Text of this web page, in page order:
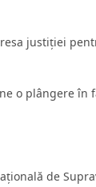
justiției
o plângere în
de